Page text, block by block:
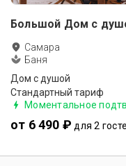
Большой Дом с
Самара
Баня
Дом с душой
Стандартный тариф
Моментальное
от 6 490 ₽ для 2